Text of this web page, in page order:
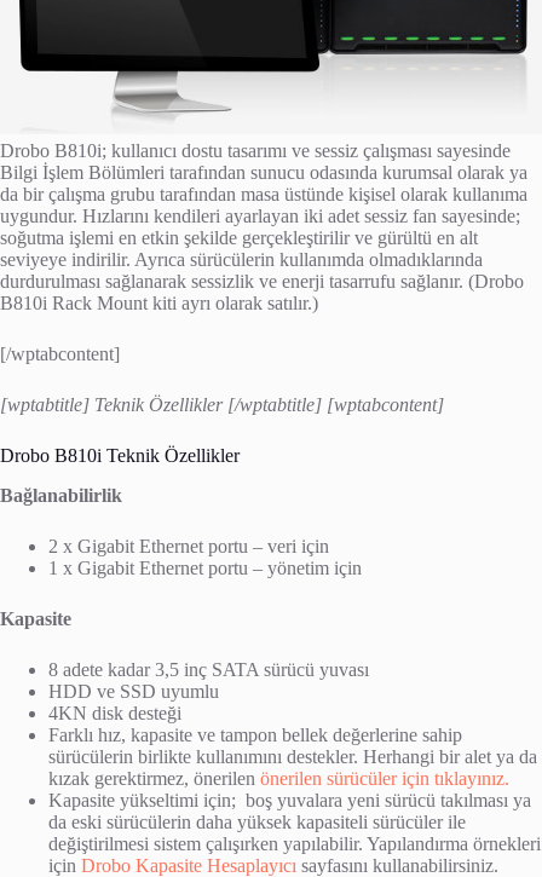
Drobo B810i; kullanıcı dostu tasarımı ve sessiz çalışması sayesinde
Bilgi İşlem Bölümleri tarafından sunucu odasında kurumsal olarak ya
da bir çalışma grubu tarafından masa üstünde kişisel olarak kullanıma
uygundur. Hızlarını kendileri ayarlayan iki adet sessiz fan sayesinde;
soğutma işlemi en etkin şekilde gerçekleştirilir ve gürültü en alt
seviyeye indirilir. Ayrıca sürücülerin kullanımda olmadıklarında
durdurulması sağlanarak sessizlik ve enerji tasarrufu sağlanır. (Drobo
B810i Rack Mount kiti ayrı olarak satılır.)
[/wptabcontent]
[wptabtitle] Teknik Özellikler [/wptabtitle] [wptabcontent]
Drobo B810i Teknik Özellikler
Bağlanabilirlik
2 x Gigabit Ethernet portu – veri için
1 x Gigabit Ethernet portu – yönetim için
Kapasite
8 adete kadar 3,5 inç SATA sürücü yuvası
HDD ve SSD uyumlu
4KN disk desteği
Farklı hız, kapasite ve tampon bellek değerlerine sahip
sürücülerin birlikte kullanımını destekler. Herhangi bir alet ya da
kızak gerektirmez, önerilen önerilen sürücüler için tıklayınız.
Kapasite yükseltimi için; boş yuvalara yeni sürücü takılması ya
da eski sürücülerin daha yüksek kapasiteli sürücüler ile
değiştirilmesi sistem çalışırken yapılabilir. Yapılandırma örnekleri
için Drobo Kapasite Hesaplayıcı sayfasını kullanabilirsiniz.